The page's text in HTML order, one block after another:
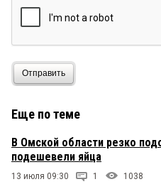
Отправить
Еще по теме
В Омской области резко
подешевели яйца
13 июля 09:30 1 1038